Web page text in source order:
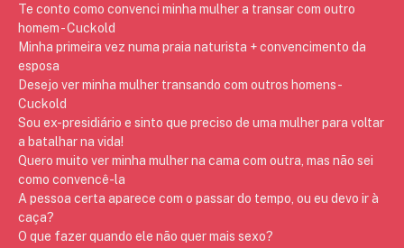
Te conto como convenci minha mulher a transar com outro
homem - Cuckold
Minha primeira vez numa praia naturista + convencimento da
esposa
Desejo ver minha mulher transando com outros homens -
Cuckold
Sou ex-presidiário e sinto que preciso de uma mulher para voltar
a batalhar na vida!
Quero muito ver minha mulher na cama com outra, mas não sei
como convencê-la
A pessoa certa aparece com o passar do tempo, ou eu devo ir à
caça?
O que fazer quando ele não quer mais sexo?